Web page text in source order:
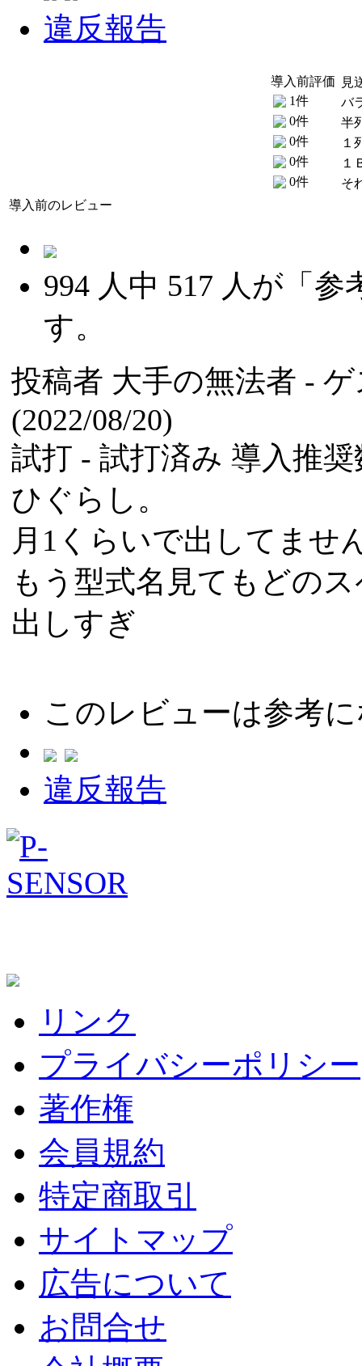
違反報告
導入前評価
1件
0件
0件
0件
0件
見
バ
半
１
１
そ
導入前のレビュー
994 人中 517 人が「参
す。
投稿者 大手の無法者 -
(2022/08/20)
試打 - 試打済み 導入推
ひぐらし。
月1くらいで出してませ
もう型式名見てもどの
出しすぎ
このレビューは参考
違反報告
リンク
プライバシーポリシー
著作権
会員規約
特定商取引
サイトマップ
広告について
お問合せ